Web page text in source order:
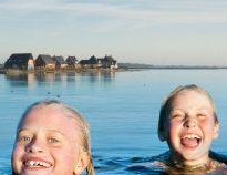
de